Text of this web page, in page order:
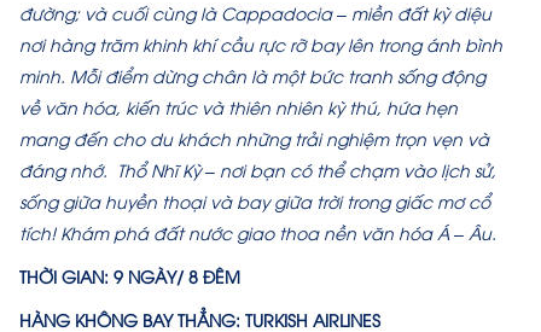
đường; và cuối cùng là Cappadocia – miền đất kỳ diệu
nơi hàng trăm khinh khí cầu rực rỡ bay lên trong ánh bình
minh. Mỗi điểm dừng chân là một bức tranh sống động
về văn hóa, kiến trúc và thiên nhiên kỳ thú, hứa hẹn
mang đến cho du khách những trải nghiệm trọn vẹn và
đáng nhớ. Thổ Nhĩ Kỳ – nơi bạn có thể chạm vào lịch sử,
sống giữa huyền thoại và bay giữa trời trong giấc mơ cổ
tích! Khám phá đất nước giao thoa nền văn hóa Á – Âu.
THỜI GIAN: 9 NGÀY/ 8 ĐÊM
HÀNG KHÔNG BAY THẲNG: TURKISH AIRLINES